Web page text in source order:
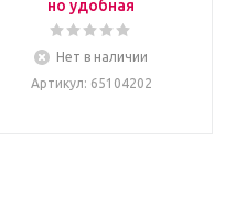
но удобная
Нет в наличии
Артикул: 65104202